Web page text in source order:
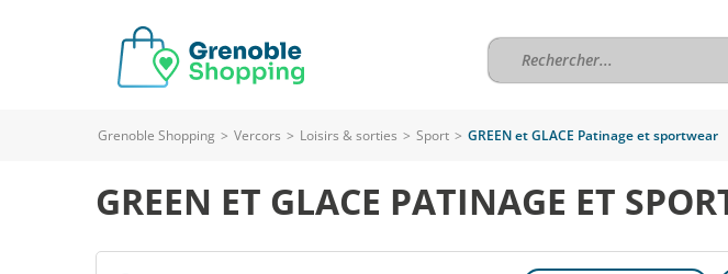
Grenoble Shopping > Vercors > Loisirs & sorties > Sport > GREEN et GLACE Patinage et sportwear
GREEN ET GLACE PATINAGE ET